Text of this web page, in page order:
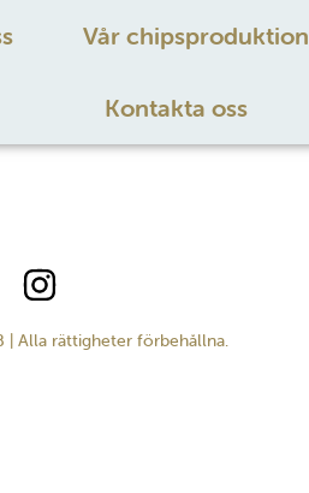
Vår chipsproduktion
Kontakta oss
| Alla rättigheter förbehållna.